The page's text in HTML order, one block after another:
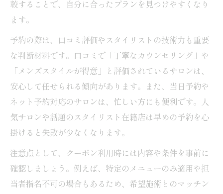
較することで、自分に合ったプランを見つけやすくなり
ます。
予約の際は、口コミ評価やスタイリストの技術力も重要
な判断材料です。口コミで「丁寧なカウンセリング」や
「メンズスタイルが得意」と評価されているサロンは、
安心して任せられる傾向があります。また、当日予約や
ネット予約対応のサロンは、忙しい方にも便利です。人
気サロンや話題のスタイリスト在籍店は早めの予約を心
掛けると失敗が少なくなります。
注意点として、クーポン利用時には内容や条件を事前に
確認しましょう。例えば、特定のメニューのみ適用や担
当者指名不可の場合もあるため、希望施術とのマッチン